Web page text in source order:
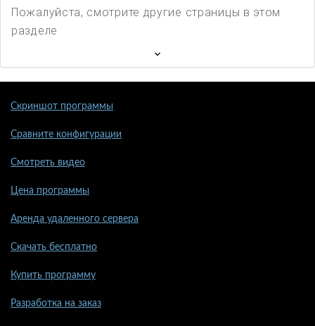
Пожалуйста, смотрите другие страницы в этом
разделе
Скриншот программы
Сравните конфигурации
Смотреть видео
Цена программы
Аренда удаленного сервера
Скачать бесплатно
Купить программу
Разработка на заказ